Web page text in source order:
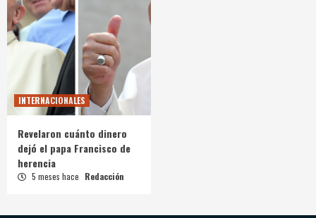
INTERNACIONALES
Revelaron cuánto dinero
dejó el papa Francisco de
herencia
5 meses hace Redacción